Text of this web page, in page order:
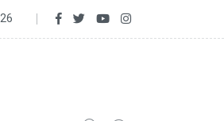
O Jaga Popularitas Industri Musik Lewat